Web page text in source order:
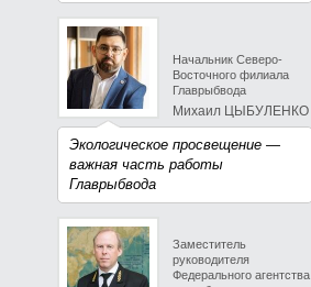
Начальник Северо-
Восточного филиала
Главрыбвода
Михаил ЦЫБУЛЕНКО
Экологическое просвещение —
важная часть работы
Главрыбвода
Заместитель
руководителя
Федерального агентства